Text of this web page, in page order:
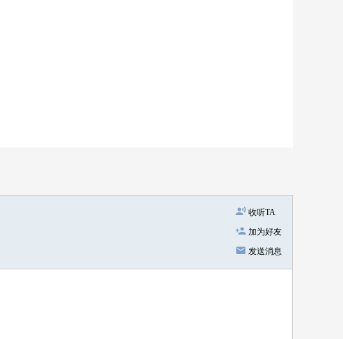
收听TA
加为好友
发送消息